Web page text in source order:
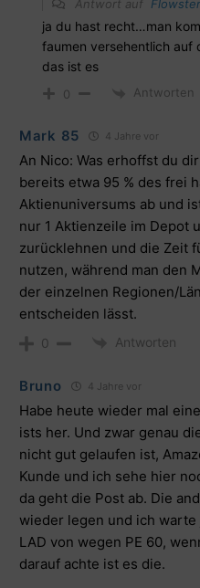
Antwort auf Flowster
ja du hast recht…man
faumen versehentlich auf
das ist es
0 Antworten
Mark 85 4 Jahre vor
An Nico: Was erhoffst du
bereits etwa 95 % des frei
Aktienuniversums ab und
nur 1 Aktienzeile im Depot
zurücklehnen und die Zeit
nutzen, während man den
der einzelnen Regionen/
entscheiden lässt.
0 Antworten
Bruno 4 Jahre vor
Habe heute wieder mal
ists her. Und zwar genau
nicht gut gelaufen ist,
Kunde und ich sehe hier
da geht die Post ab. Die
wieder legen und ich
LAD von wegen PE 60,
darauf achte ist es die.